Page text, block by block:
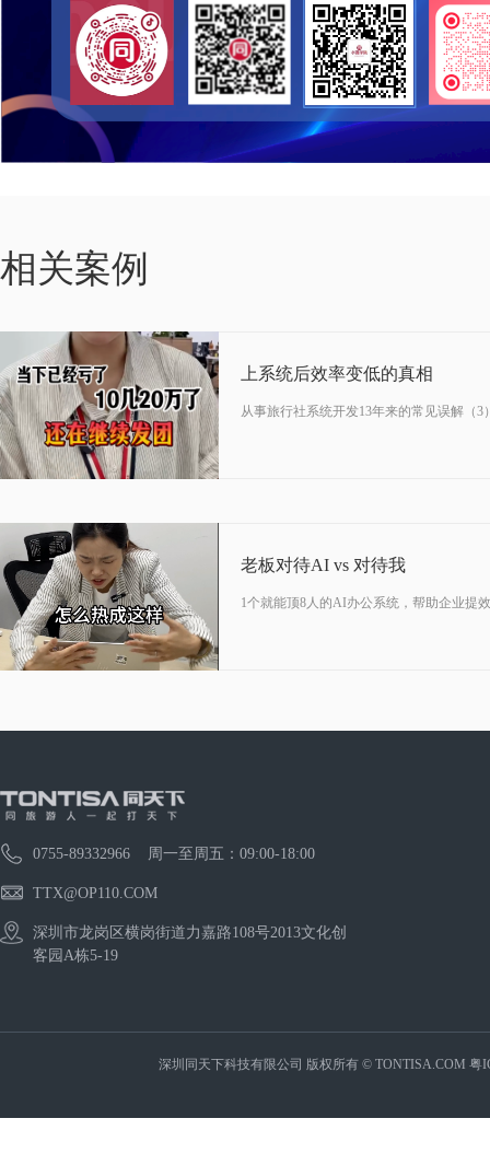
相关案例
07-28
2026
上系统后效率变低的真相
从事旅行社系统开发13年来的常见误解（3
10-18
2024
老板对待AI vs 对待我
1个就能顶8人的AI办公系统，帮助企业提
0755-89332966 周一至周五：09:00-18:00
TTX@OP110.COM
深圳市龙岗区横岗街道力嘉路108号2013文化创
客园A栋5-19
深圳同天下科技有限公司 版权所有 © TONTISA.COM 粤